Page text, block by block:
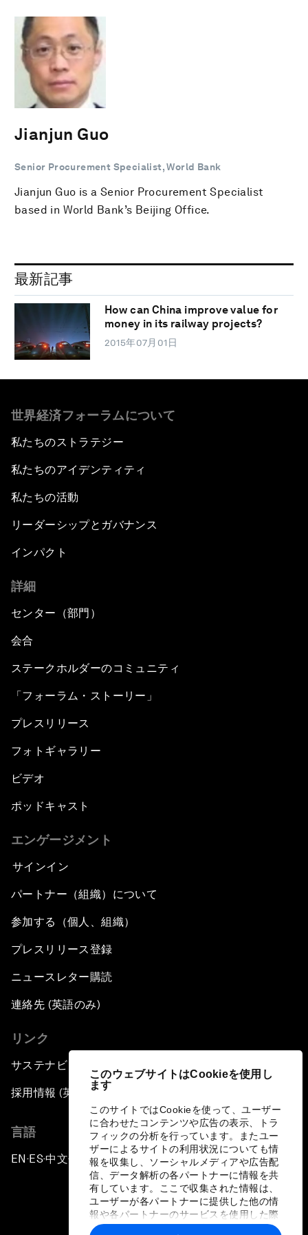
このウェブサイトはCookieを使用し
ます
このサイトではCookieを使って、ユーザー
に合わせたコンテンツや広告の表示、トラ
フィックの分析を行っています。またユー
ザーによるサイトの利用状況についても情
報を収集し、ソーシャルメディアや広告配
信、データ解析の各パートナーに情報を共
有しています。ここで収集された情報は、
ユーザーが各パートナーに提供した他の情
報や各パートナーのサービスを使用した際
に収集された情報と組み合わされ、各パー
Jianjun Guo
Senior Procurement Specialist, World Bank
Jianjun Guo is a Senior Procurement Specialist
based in World Bank’s Beijing Office.
最新記事
How can China improve value for
money in its railway projects?
2015年07月01日
世界経済フォーラムについて
私たちのストラテジー
私たちのアイデンティティ
私たちの活動
リーダーシップとガバナンス
インパクト
詳細
センター（部門）
会合
ステークホルダーのコミュニティ
「フォーラム・ストーリー」
プレスリリース
フォトギャラリー
ビデオ
ポッドキャスト
エンゲージメント
サインイン
パートナー（組織）について
参加する（個人、組織）
プレスリリース登録
ニュースレター購読
連絡先 (英語のみ)
リンク
サステナビリティへの取り組み
採用情報 (英語のみ)
言語
EN ▪ES▪中文▪ 日本語